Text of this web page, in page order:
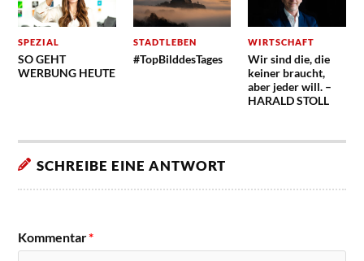
SPEZIAL
SO GEHT
WERBUNG HEUTE
STADTLEBEN
#TopBilddesTages
WIRTSCHAFT
Wir sind die, die
keiner braucht,
aber jeder will. –
HARALD STOLL
SCHREIBE EINE ANTWORT
Kommentar*